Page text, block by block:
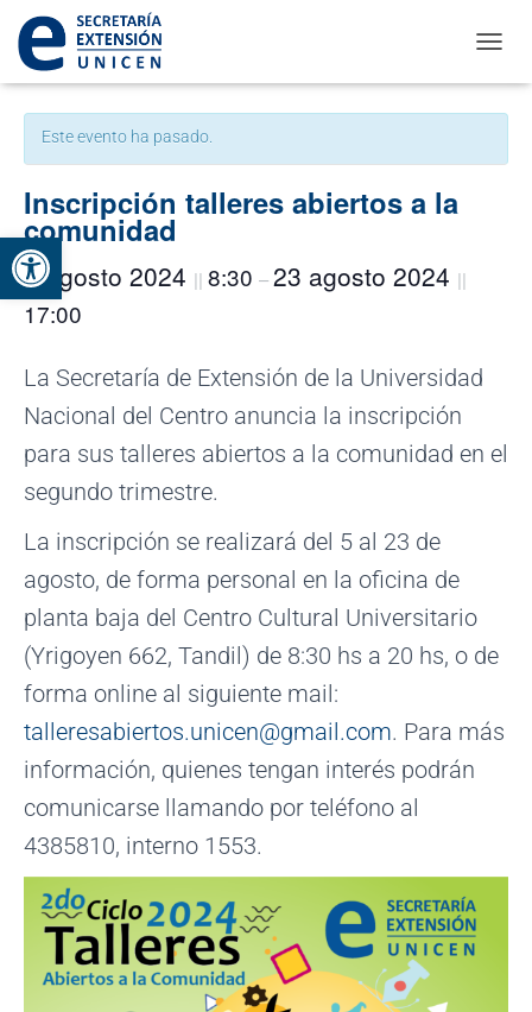
Abrir barra de herramientas
« Todos los Eventos
Este evento ha pasado.
Inscripción talleres abiertos a la
comunidad
5 agosto 2024 || 8:30 –23 agosto 2024 ||
17:00
La Secretaría de Extensión de la Universidad
Nacional del Centro anuncia la inscripción
para sus talleres abiertos a la comunidad en el
segundo trimestre.
La inscripción se realizará del 5 al 23 de
agosto, de forma personal en la oficina de
planta baja del Centro Cultural Universitario
(Yrigoyen 662, Tandil) de 8:30 hs a 20 hs, o de
forma online al siguiente mail:
talleresabiertos.unicen@gmail.com. Para más
información, quienes tengan interés podrán
comunicarse llamando por teléfono al
4385810, interno 1553.